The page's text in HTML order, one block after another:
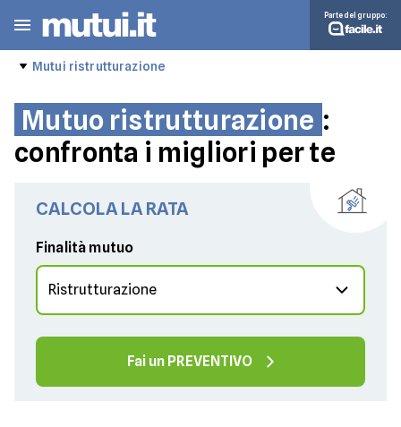
Parte del gruppo:
Mutui ristrutturazione
Mutuo ristrutturazione :
confronta i migliori per te
CALCOLA LA RATA
Finalità mutuo
Fai un PREVENTIVO